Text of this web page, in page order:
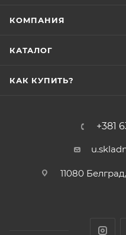
КОМПАНИЯ
КАТАЛОГ
КАК КУПИТЬ?
+381
11080